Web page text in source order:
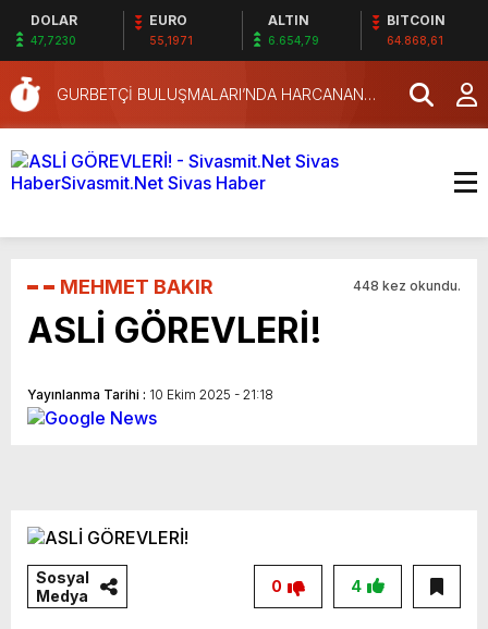
DOLAR
47,7230
EURO
55,1971
ALTIN
6.654,79
BITCOIN
64.868,61
GURBETÇİ BULUŞMALARI’NDA HARCANAN
PARA NE KADAR?
3 KAT
VERDİLER.
MEHMET BAKIR 448 kez okundu.
ASLİ GÖREVLERİ!
Yayınlanma Tarihi : 10 Ekim 2025 - 21:18
Sosyal
Medya
4
0